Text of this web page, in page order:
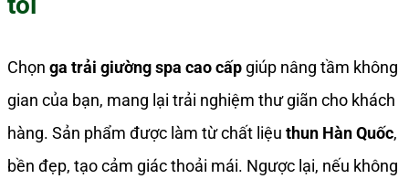
Chọn ga trải giường spa cao cấp giúp nâng tầm không
gian của bạn, mang lại trải nghiệm thư giãn cho khách
hàng. Sản phẩm được làm từ chất liệu thun Hàn Quốc,
bền đẹp, tạo cảm giác thoải mái. Ngược lại, nếu không